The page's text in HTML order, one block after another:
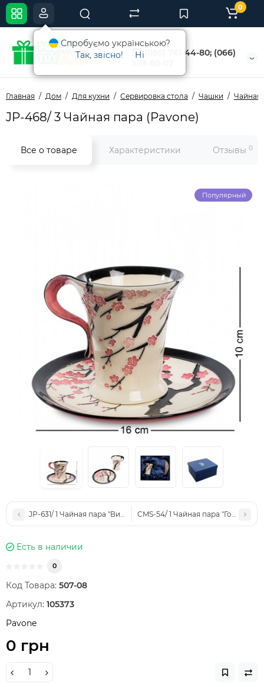
(050) 761-44-80; (066)
0
Главная Дом Для кухни Сервировка стола Чашки Чайная
JP-468/ 3 Чайная пара (Pavone)
Все о товаре Характеристики Отзывы 0
Популярный
JP-631/ 1 Чайная пара "Виртуоз" (Pavone)CMS-54/ 1 Чайная пара "Голубая
Есть в наличии
0
Код Товара: 507-08
Артикул: 105373
Pavone
0 грн
Спробуємо українською?
Так, звісно!
Ні